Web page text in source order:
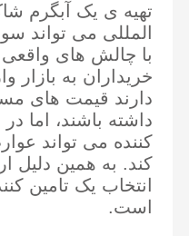
تهیه ی یک آبگرم
المللی می تواند
با چالش های
خریداران به بازار
دارند قیمت های
داشته باشند، اما
کننده می تواند
کند. به همین دلیل
انتخاب یک تامین
است.